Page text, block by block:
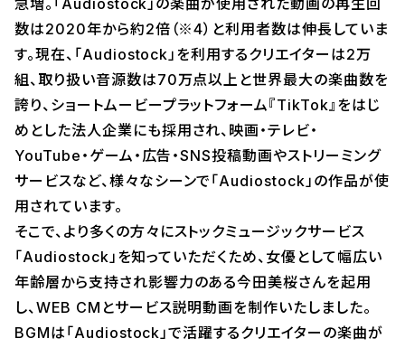
急増。「Audiostock」の楽曲が使用された動画の再生回
数は2020年から約2倍（※4）と利用者数は伸長していま
す。現在、「Audiostock」を利用するクリエイターは2万
組、取り扱い音源数は70万点以上と世界最大の楽曲数を
誇り、ショートムービープラットフォーム『TikTok』をはじ
めとした法人企業にも採用され、映画・テレビ・
YouTube・ゲーム・広告・SNS投稿動画やストリーミング
サービスなど、様々なシーンで「Audiostock」の作品が使
用されています。
そこで、より多くの方々にストックミュージックサービス
「Audiostock」を知っていただくため、女優として幅広い
年齢層から支持され影響力のある今田美桜さんを起用
し、WEB CMとサービス説明動画を制作いたしました。
BGMは「Audiostock」で活躍するクリエイターの楽曲が